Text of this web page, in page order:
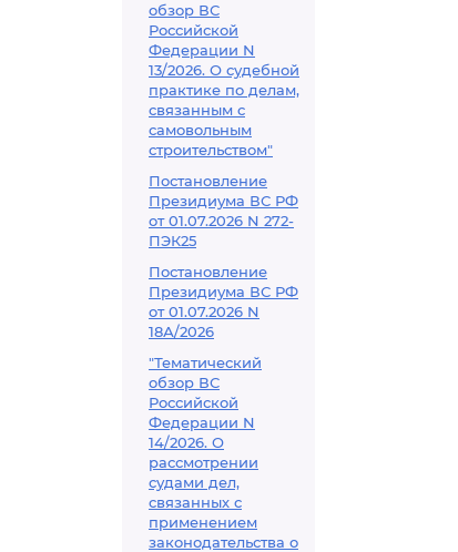
обзор ВС
Российской
Федерации N
13/2026. О судебной
практике по делам,
связанным с
самовольным
строительством"
Постановление
Президиума ВС РФ
от 01.07.2026 N 272-
ПЭК25
Постановление
Президиума ВС РФ
от 01.07.2026 N
18А/2026
"Тематический
обзор ВС
Российской
Федерации N
14/2026. О
рассмотрении
судами дел,
связанных с
применением
законодательства о